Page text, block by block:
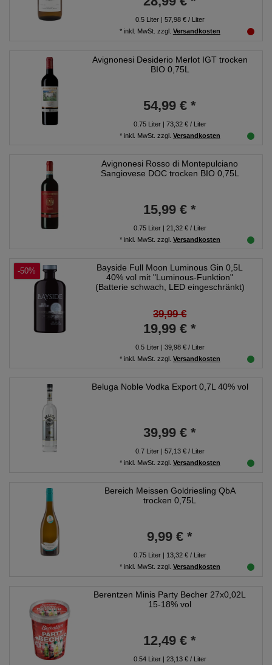
0.5Liter| 57,98 € / Liter
* inkl. MwSt. zzgl. Versandkosten
Avignonesi Desiderio Merlot IGT trocken
BIO 0,75L
54,99 € *
0.75Liter| 73,32 € / Liter
* inkl. MwSt. zzgl. Versandkosten
Avignonesi Rosso di Montepulciano
Sangiovese DOC trocken BIO 0,75L
15,99 € *
0.75Liter| 21,32 € / Liter
* inkl. MwSt. zzgl. Versandkosten
-50%
Bayside Full Moon Luminous Gin 0,5L
40% vol mit "Luminous-Funktion"
(Batterie schwach, LED eingeschränkt)
39,99 €
19,99 € *
0.5Liter| 39,98 € / Liter
* inkl. MwSt. zzgl. Versandkosten
Beluga Noble Vodka Export 0,7L 40% vol
39,99 € *
0.7Liter| 57,13 € / Liter
* inkl. MwSt. zzgl. Versandkosten
Bereich Meissen Goldriesling QbA
trocken 0,75L
9,99 € *
0.75Liter| 13,32 € / Liter
* inkl. MwSt. zzgl. Versandkosten
Berentzen Minis Party Becher 27x0,02L
15-18% vol
12,49 € *
0.54Liter| 23,13 € / Liter